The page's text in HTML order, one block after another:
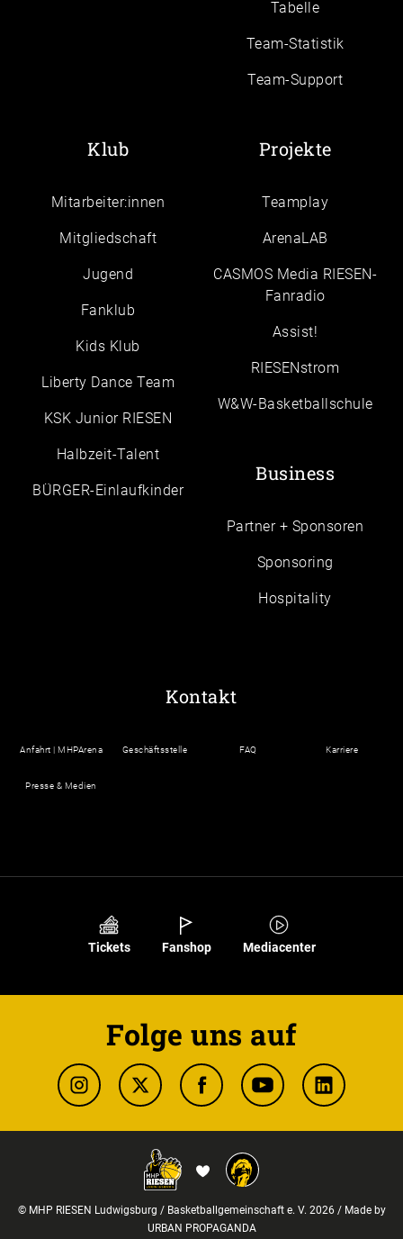
Tabelle
Team-Statistik
Team-Support
Klub
Mitarbeiter:innen
Mitgliedschaft
Jugend
Fanklub
Kids Klub
Liberty Dance Team
KSK Junior RIESEN
Halbzeit-Talent
BÜRGER-Einlaufkinder
Projekte
Teamplay
ArenaLAB
CASMOS Media RIESEN-
Fanradio
Assist!
RIESENstrom
W&W-Basketballschule
Business
Partner + Sponsoren
Sponsoring
Hospitality
Kontakt
Anfahrt | MHPArena Geschäftsstelle FAQ Karriere
Presse & Medien
Tickets Fanshop Mediacenter
Folge uns auf
© MHP RIESEN Ludwigsburg / Basketballgemeinschaft e. V. 2026 / Made by
URBAN PROPAGANDA